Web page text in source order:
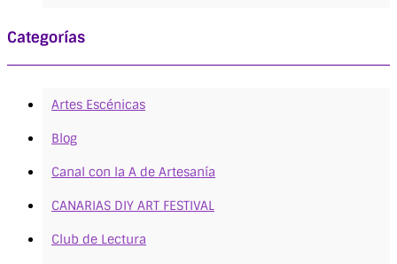
Categorías
Artes Escénicas
Blog
Canal con la A de Artesanía
CANARIAS DIY ART FESTIVAL
Club de Lectura